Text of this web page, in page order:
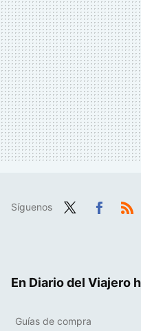
Síguenos
En Diario del Viajero
Guías de compra